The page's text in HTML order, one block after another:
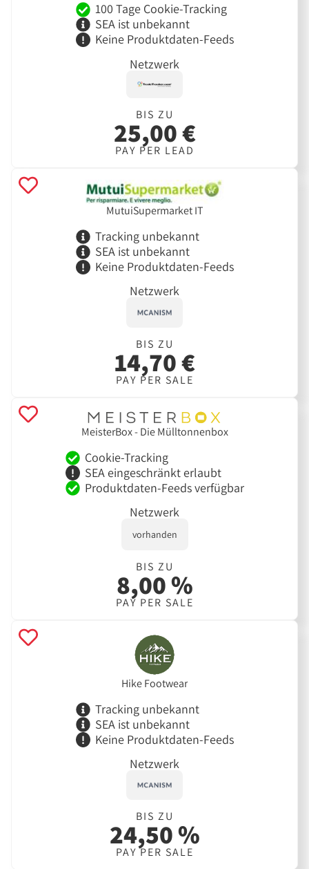
100 Tage Cookie-Tracking
SEA ist unbekannt
Keine Produktdaten-Feeds
Netzwerk
BIS ZU
25,00 €
PAY PER LEAD
MutuiSupermarket IT
Tracking unbekannt
SEA ist unbekannt
Keine Produktdaten-Feeds
Netzwerk
BIS ZU
14,70 €
PAY PER SALE
MeisterBox - Die Mülltonnenbox
Cookie-Tracking
SEA eingeschränkt erlaubt
Produktdaten-Feeds verfügbar
Netzwerk
vorhanden
BIS ZU
8,00 %
PAY PER SALE
Hike Footwear
Tracking unbekannt
SEA ist unbekannt
Keine Produktdaten-Feeds
Netzwerk
BIS ZU
24,50 %
PAY PER SALE